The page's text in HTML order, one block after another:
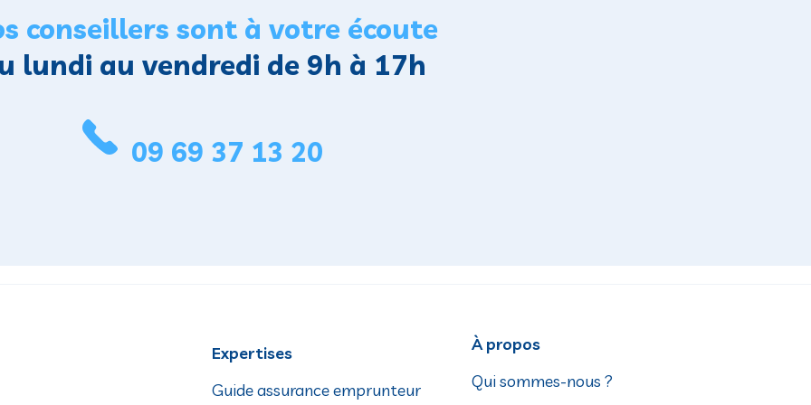
conseillers sont à votre écoute
lundi au vendredi de 9h à 17h
09 69 37 13 20
Expertises
Guide assurance emprunteur
À propos
Qui sommes-nous ?